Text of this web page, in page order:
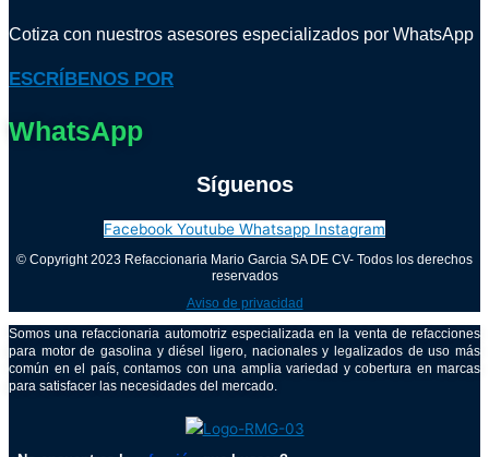
Cotiza con nuestros asesores especializados por WhatsApp
ESCRÍBENOS POR
WhatsApp
Síguenos
Facebook Youtube Whatsapp Instagram
© Copyright 2023 Refaccionaria Mario Garcia SA DE CV- Todos los derechos
reservados
Aviso de privacidad
Somos una refaccionaria automotriz especializada en la venta de refacciones
para motor de gasolina y diésel ligero, nacionales y legalizados de uso más
común en el país, contamos con una amplia variedad y cobertura en marcas
para satisfacer las necesidades del mercado.